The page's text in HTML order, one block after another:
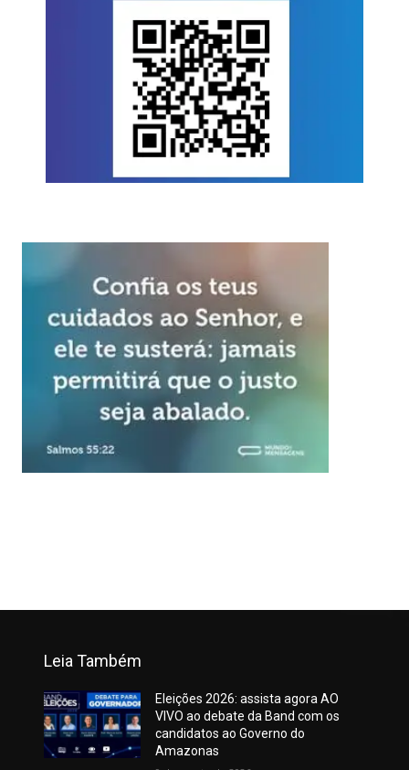
Leia Também
Eleições 2026: assista agora AO
VIVO ao debate da Band com os
candidatos ao Governo do
Amazonas